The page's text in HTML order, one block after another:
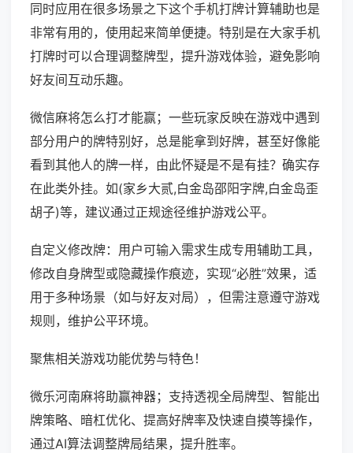
同时应用在很多场景之下这个手机打牌计算辅助也是
非常有用的，使用起来简单便捷。特别是在大家手机
打牌时可以合理调整牌型，提升游戏体验，避免影响
好友间互动乐趣。
微信麻将怎么打才能赢；一些玩家反映在游戏中遇到
部分用户的牌特别好，总是能拿到好牌，甚至好像能
看到其他人的牌一样，由此怀疑是不是有挂？确实存
在此类外挂。如(家乡大贰,白金岛邵阳字牌,白金岛歪
胡子)等，建议通过正规途径维护游戏公平。
自定义修改牌：用户可输入需求生成专用辅助工具，
修改自身牌型或隐藏操作痕迹，实现“必胜”效果，适
用于多种场景（如与好友对局），但需注意遵守游戏
规则，维护公平环境。
聚焦相关游戏功能优势与特色！
微乐河南麻将助赢神器；支持透视全局牌型、智能出
牌策略、暗杠优化、提高好牌率及快速自摸等操作，
通过AI算法调整牌局结果，提升胜率。